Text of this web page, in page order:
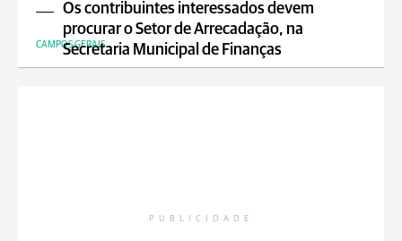
Os contribuintes interessados devem
procurar o Setor de Arrecadação, na
Secretaria Municipal de Finanças
CAMPOS GERAIS
PUBLICIDADE